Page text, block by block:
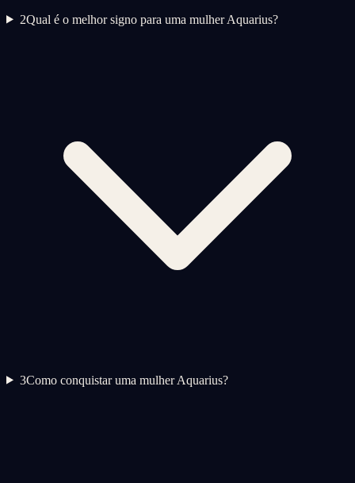
2Qual é o melhor signo para uma mulher Aquarius?
3Como conquistar uma mulher Aquarius?